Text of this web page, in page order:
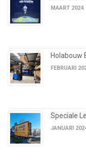
MAART 2024
Holabouw
FEBRUARI
Speciale
JANUARI